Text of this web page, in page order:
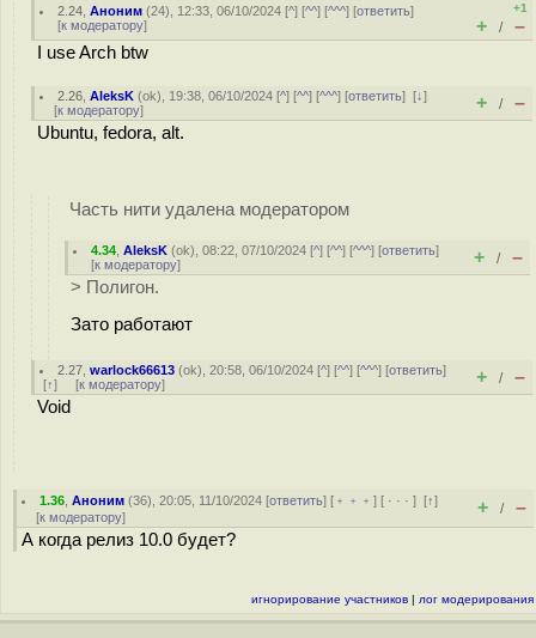
2.24 ,Аноним (24), 12:33, 06/10/2024 [^] [^^] [^^^] [ответить]
[к модератору]
+1
+ / –
I use Arch btw
2.26 ,AleksK (ok), 19:38, 06/10/2024 [^] [^^] [^^^] [ответить][↓]
[к модератору] + / –
Ubuntu, fedora, alt.
Часть нити удалена модератором
4.34 ,AleksK (ok), 08:22, 07/10/2024 [^] [^^] [^^^] [ответить]
[к модератору] + / –
> Полигон.
Зато работают
2.27 ,warlock66613 (ok), 20:58, 06/10/2024 [^] [^^] [^^^] [ответить]
[↑] [к модератору] + / –
Void
1.36 ,Аноним (36), 20:05, 11/10/2024 [ответить] [ ﹢﹢﹢] [ · · ·][↑]
[к модератору] + / –
А когда релиз 10.0 будет?
игнорирование участников | лог модерирования